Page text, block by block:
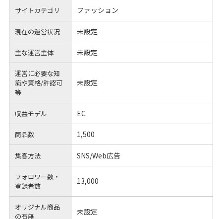
サイトカテゴリ ファッション
現在の運営状況 未設定
主な運営主体 未設定
運営に必要な知
識や資格/許認可
等
未設定
収益モデル EC
商品数 1,500
集客方法 SNS/Web広告
フォロワー数・
登録者数
13,000
オリジナル商品
の有無
未設定